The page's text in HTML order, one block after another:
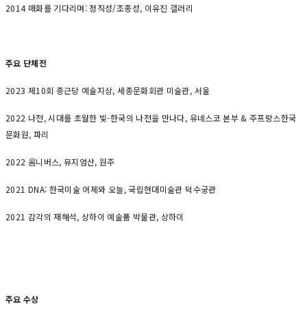
2014 매화를 기다리며: 정직성/조종성, 이유진 갤러리
주요 단체전
2023 제10회 종근당 예술지상, 세종문화회관 미술관, 서울
2022 나전, 시대를 초월한 빛-한국의 나전을 만나다, 유네스코 본부 & 주프랑스한국
문화원, 파리
2022 옴니버스, 뮤지엄산, 원주
2021 DNA: 한국미술 어제와 오늘, 국립현대미술관 덕수궁관
2021 감각의 재해석, 상하이 예술품 박물관, 상하이
주요 수상